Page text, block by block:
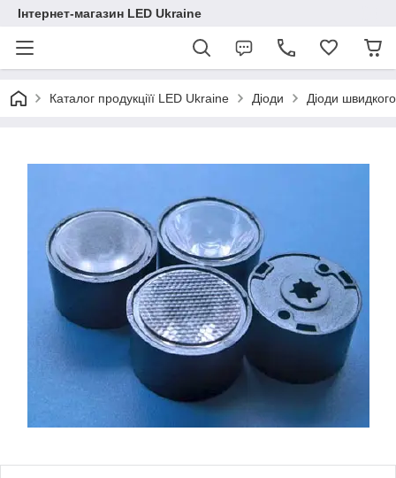
Інтернет-магазин LED Ukraine
Каталог продукціїї LED Ukraine Діоди Діоди